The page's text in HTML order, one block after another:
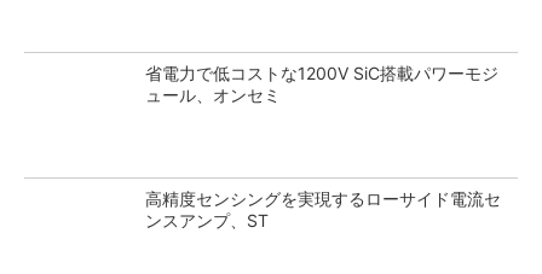
省電力で低コストな1200V SiC搭載パワーモジ
ュール、オンセミ
高精度センシングを実現するローサイド電流セ
ンスアンプ、ST